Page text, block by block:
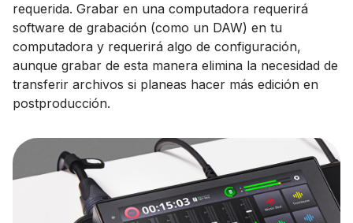
requerida. Grabar en una computadora requerirá
software de grabación (como un DAW) en tu
computadora y requerirá algo de configuración,
aunque grabar de esta manera elimina la necesidad de
transferir archivos si planeas hacer más edición en
postproducción.